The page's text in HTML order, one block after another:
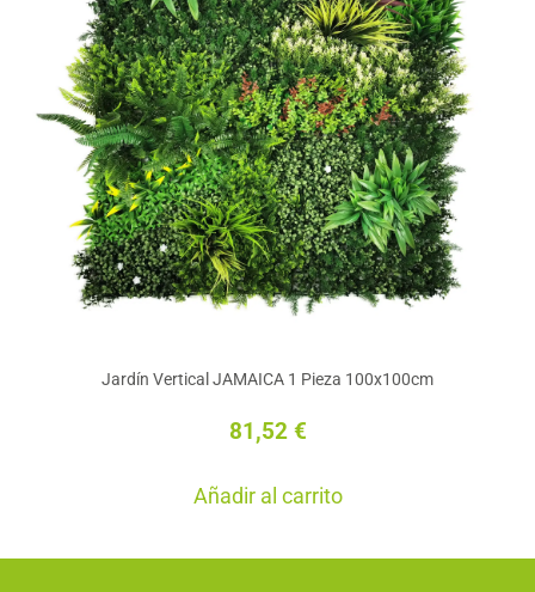
flores variadas unidas en una cuadrícula trasera
que forman una composición única y llena de
color, transformando espacios vacíos en paredes
vegetales llenas de vitalidad.
Cadajardín vertical artificialpuede instalarse en
pared o techo de manera independiente o
combinando varias unidades y creando un diseño
modular. Su instalación es sencilla, como si de
colgar un cuadro se tratara.
pueden colocarse tanto en el exteriorcomo en el
. Con ellos, conseguimos dar
conectar con la naturaleza creando nuevos
Jardín Vertical JAMAICA 1 Pieza 100x100cm
81,52 €
Añadir al carrito